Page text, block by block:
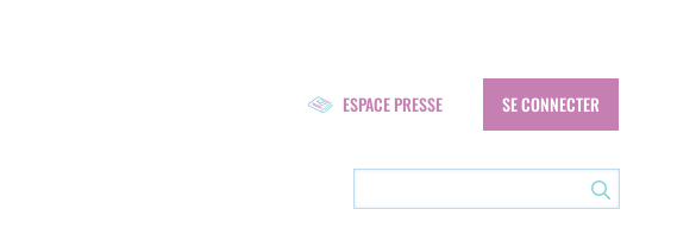
Navigation
secondaire
ESPACE PRESSE SE CONNECTER